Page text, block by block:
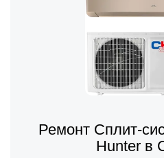
Ремонт Сплит-
Hunter в